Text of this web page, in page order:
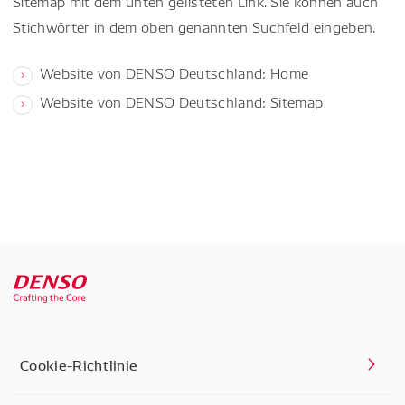
Stichwörter in dem oben genannten Suchfeld eingeben.
Website von DENSO Deutschland: Home
Website von DENSO Deutschland: Sitemap
Cookie-Richtlinie